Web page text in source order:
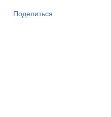
Поделиться